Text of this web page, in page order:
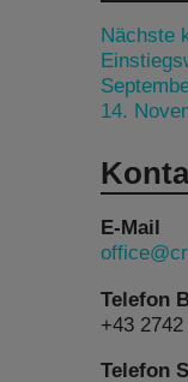
Nächste
14.
E-Mail
Telefon
+43
Telefon